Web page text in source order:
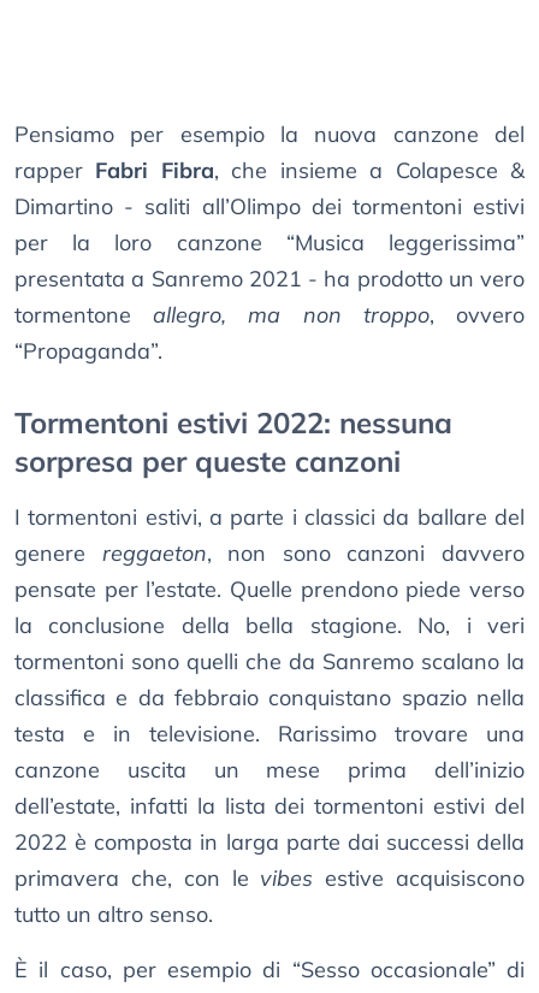
Pensiamo per esempio la nuova canzone del
rapper Fabri Fibra, che insieme a Colapesce &
Dimartino - saliti all’Olimpo dei tormentoni estivi
per la loro canzone “Musica leggerissima”
presentata a Sanremo 2021 - ha prodotto un vero
tormentoneallegro, ma non troppo, ovvero
“Propaganda”.
Tormentoni estivi 2022: nessuna
sorpresa per queste canzoni
I tormentoni estivi, a parte i classici da ballare del
genere reggaeton, non sono canzoni davvero
pensate per l’estate. Quelle prendono piede verso
la conclusione della bella stagione. No, i veri
tormentoni sono quelli che da Sanremo scalano la
classifica e da febbraio conquistano spazio nella
testa e in televisione. Rarissimo trovare una
canzone uscita un mese prima dell’inizio
dell’estate, infatti la lista dei tormentoni estivi del
2022 è composta in larga parte dai successi della
primavera che, con le vibes estive acquisiscono
tutto un altro senso.
È il caso, per esempio di “Sesso occasionale” di